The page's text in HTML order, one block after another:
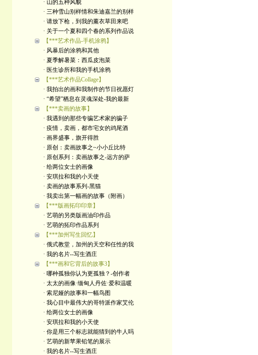
· 山的五种风貌
· 三种雪山别样情和朱迪嘉兰的别样
· 请放下枪，到我的薰衣草田来吧
· 关于一个夏和四个春的系列作品说
【***艺术作品-手机涂鸦】
· 风暴后的涂鸦和其他
· 夏季解暑菜：西瓜皮泡菜
· 医生诊所和我的手机涂鸦
【***艺术作品Collage】
· 我拍出的画和我制作的节日祝愿灯
· “希望”栖息在灵魂深处-我的最新
【***卖画的故事】
· 我遇到的那些专骗艺术家的骗子
· 疫情，卖画，都市宅女的鸡尾酒
· 画界盛事，旗开得胜
· 原创：卖画故事之~小小丘比特
· 原创系列：卖画故事之-远方的萨
· 给两位女士的画像
· 安琪拉和我的小天使
· 卖画的故事系列-黑猫
· 我卖出第一幅画的故事（附画）
【***版画拓印印章】
· 艺萌的另类版画油印作品
· 艺萌的拓印作品系列
【***加州写生回忆】
· 俄式教堂，加州的天空和任性的我
· 我的名片--写生酒庄
【***画和它背后的故事3】
· 哪种孤独你认为更孤独？-创作者
· 太太的画像·缅甸人丹佐·爱和温暖
· 索尼娅的故事和一幅鸟图
· 我心目中最伟大的哥特派作家艾伦
· 给两位女士的画像
· 安琪拉和我的小天使
· 你是用三个标志就能猜到的牛人吗
· 艺萌的新苹果铅笔的展示
· 我的名片--写生酒庄